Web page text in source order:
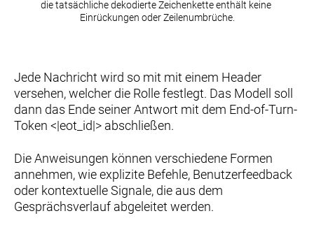
die tatsächliche dekodierte Zeichenkette enthält keine
Einrückungen oder Zeilenumbrüche.
Jede Nachricht wird so mit mit einem Header
versehen, welcher die Rolle festlegt. Das Modell soll
dann das Ende seiner Antwort mit dem End-of-Turn-
Token <|eot_id|> abschließen.
Die Anweisungen können verschiedene Formen
annehmen, wie explizite Befehle, Benutzerfeedback
oder kontextuelle Signale, die aus dem
Gesprächsverlauf abgeleitet werden.